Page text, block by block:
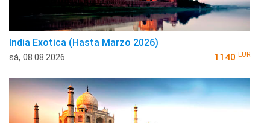
India Exotica (Hasta Marzo 2026)
sá, 08.08.2026 1140 EUR